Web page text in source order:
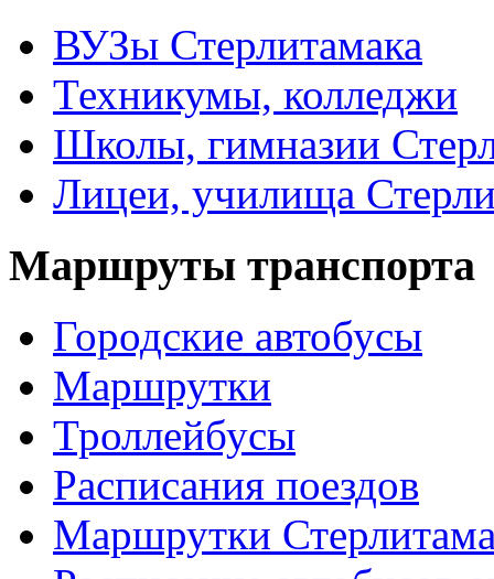
ВУЗы Стерлитамака
Техникумы, колледжи
Школы, гимназии
Лицеи, училища
Маршруты транспорта
Городские автобусы
Маршрутки
Троллейбусы
Расписания поездов
Маршрутки